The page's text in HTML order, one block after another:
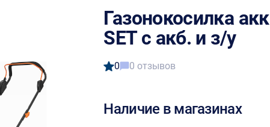
Газонокосилка
SET с акб. и з/у
0 0 отзывов
Наличие в магазинах